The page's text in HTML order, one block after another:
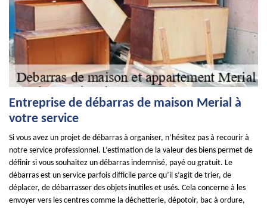
Entreprise de débarras de maison Merial à
votre service
Si vous avez un projet de débarras à organiser, n’hésitez pas à recourir à
notre service professionnel. L’estimation de la valeur des biens permet de
définir si vous souhaitez un débarras indemnisé, payé ou gratuit. Le
débarras est un service parfois difficile parce qu’il s’agit de trier, de
déplacer, de débarrasser des objets inutiles et usés. Cela concerne à les
envoyer vers les centres comme la déchetterie, dépotoir, bac à ordure,